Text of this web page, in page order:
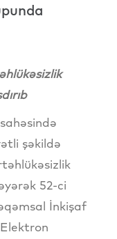
şəkildə
52-ci
İnkişaf